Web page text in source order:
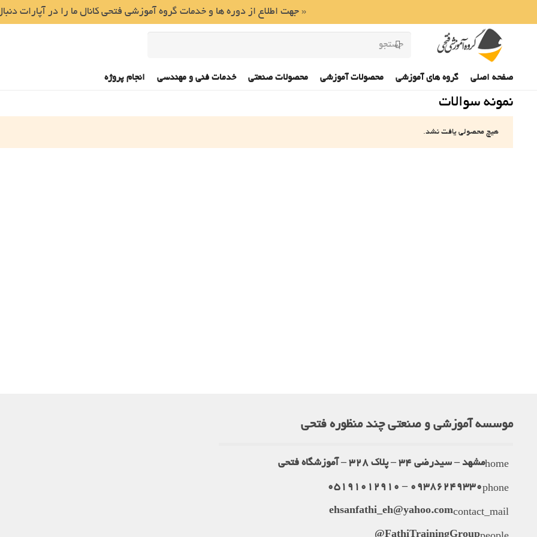
« جهت اطلاع از دوره ها و خدمات گروه آموزشی فتحی کانال ما را در آپارات
صفحه اصلی گروه های آموزشی محصولات آموزشی محصولات صنعتی خدمات فنی و مهندسی انجام پروژه
نمونه سوالات
هیچ محصولی یافت نشد.
موسسه آموزشی و صنعتی چند منظوره فتحی
homeمشهد – سیدرضی 34 – پلاک 328 – آموزشگاه فتحی
phone
09386249330 – 05191012910
contact_mail
ehsanfathi_eh@yahoo.com